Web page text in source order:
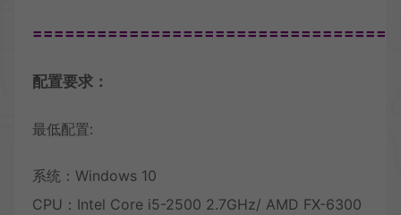
配置要求：
最低配置:
系统：Windows 10
CPU：Intel Core i5-2500 2.7GHz/ AMD FX-6300